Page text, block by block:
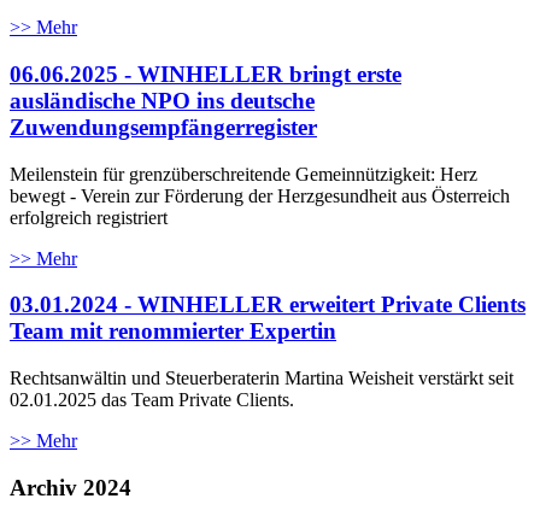
>> Mehr
06.06.2025 - WINHELLER bringt erste
ausländische NPO ins deutsche
Zuwendungsempfängerregister
Meilenstein für grenzüberschreitende Gemeinnützigkeit: Herz
bewegt - Verein zur Förderung der Herzgesundheit aus Österreich
erfolgreich registriert
>> Mehr
03.01.2024 - WINHELLER erweitert Private Clients
Team mit renommierter Expertin
Rechtsanwältin und Steuerberaterin Martina Weisheit verstärkt seit
02.01.2025 das Team Private Clients.
>> Mehr
Archiv 2024